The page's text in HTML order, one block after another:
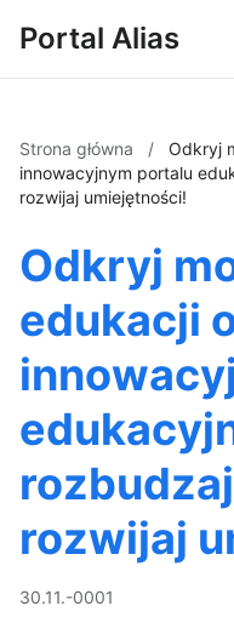
Portal Alias
Strona główna /
Odkryj
innowacyjnym portalu
rozwijaj umiejętności!
Odkryj
edukacji
rozwijaj
30.11.-0001